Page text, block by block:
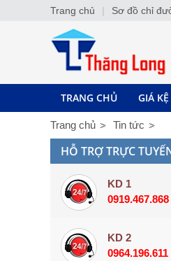
TRANG CHỦ GIÁ
Trang chủ Tin tức
HỖ TRỢ TRỰC
KD 1
0919.467.868
KD 2
0964.196.611
Trang chủ | Sơ đồ chỉ